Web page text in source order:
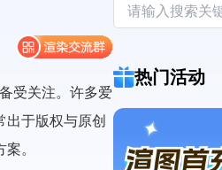
受关注。许多爱
出于版权与原创
。
热门活动